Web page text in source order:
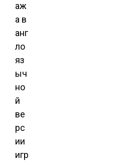
аж
а в
анг
ло
яз
ыч
но
й
ве
рс
ии
игр